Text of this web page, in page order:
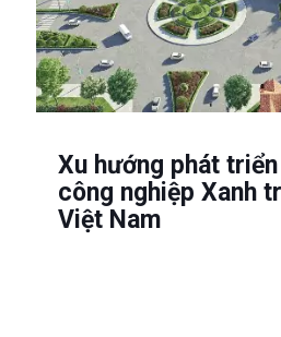
Xu hướng phát
công nghiệp Xanh
Việt Nam